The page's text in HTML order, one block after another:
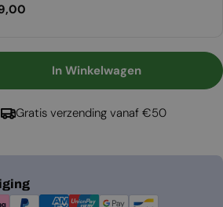
Ignite Evolve 60
Voor Ignite Evolve 60
In Winkelwagen
Gratis verzending vanaf €50